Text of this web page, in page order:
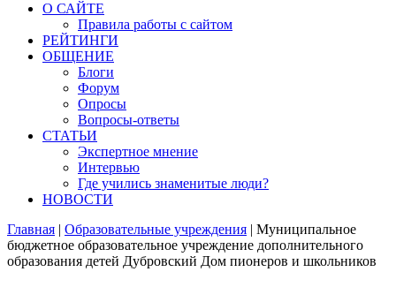
О САЙТЕ
Правила работы с сайтом
РЕЙТИНГИ
ОБЩЕНИЕ
Блоги
Форум
Опросы
Вопросы-ответы
СТАТЬИ
Экспертное мнение
Интервью
Где учились знаменитые люди?
НОВОСТИ
Главная | Образовательные учреждения | Муниципальное
бюджетное образовательное учреждение дополнительного
образования детей Дубровский Дом пионеров и школьников